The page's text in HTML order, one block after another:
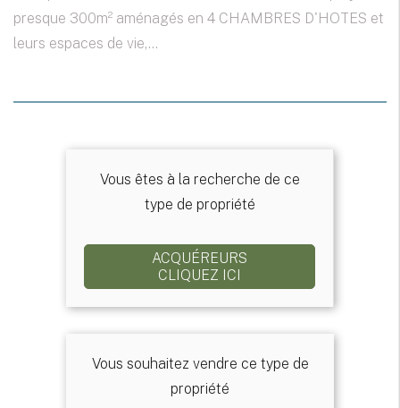
presque 300m² aménagés en 4 CHAMBRES D'HOTES et
leurs espaces de vie,...
Vous êtes à la recherche de ce
type de propriété
ACQUÉREURS
CLIQUEZ ICI
Vous souhaitez vendre ce type de
propriété